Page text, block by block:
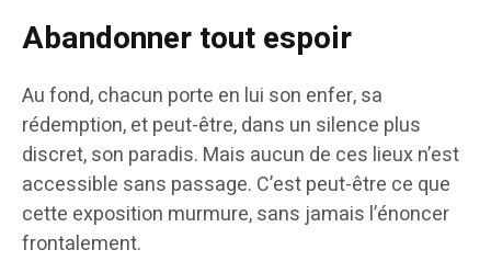
Abandonner tout espoir
Au fond, chacun porte en lui son enfer, sa
rédemption, et peut-être, dans un silence plus
discret, son paradis. Mais aucun de ces lieux n’est
accessible sans passage. C’est peut-être ce que
cette exposition murmure, sans jamais l’énoncer
frontalement.